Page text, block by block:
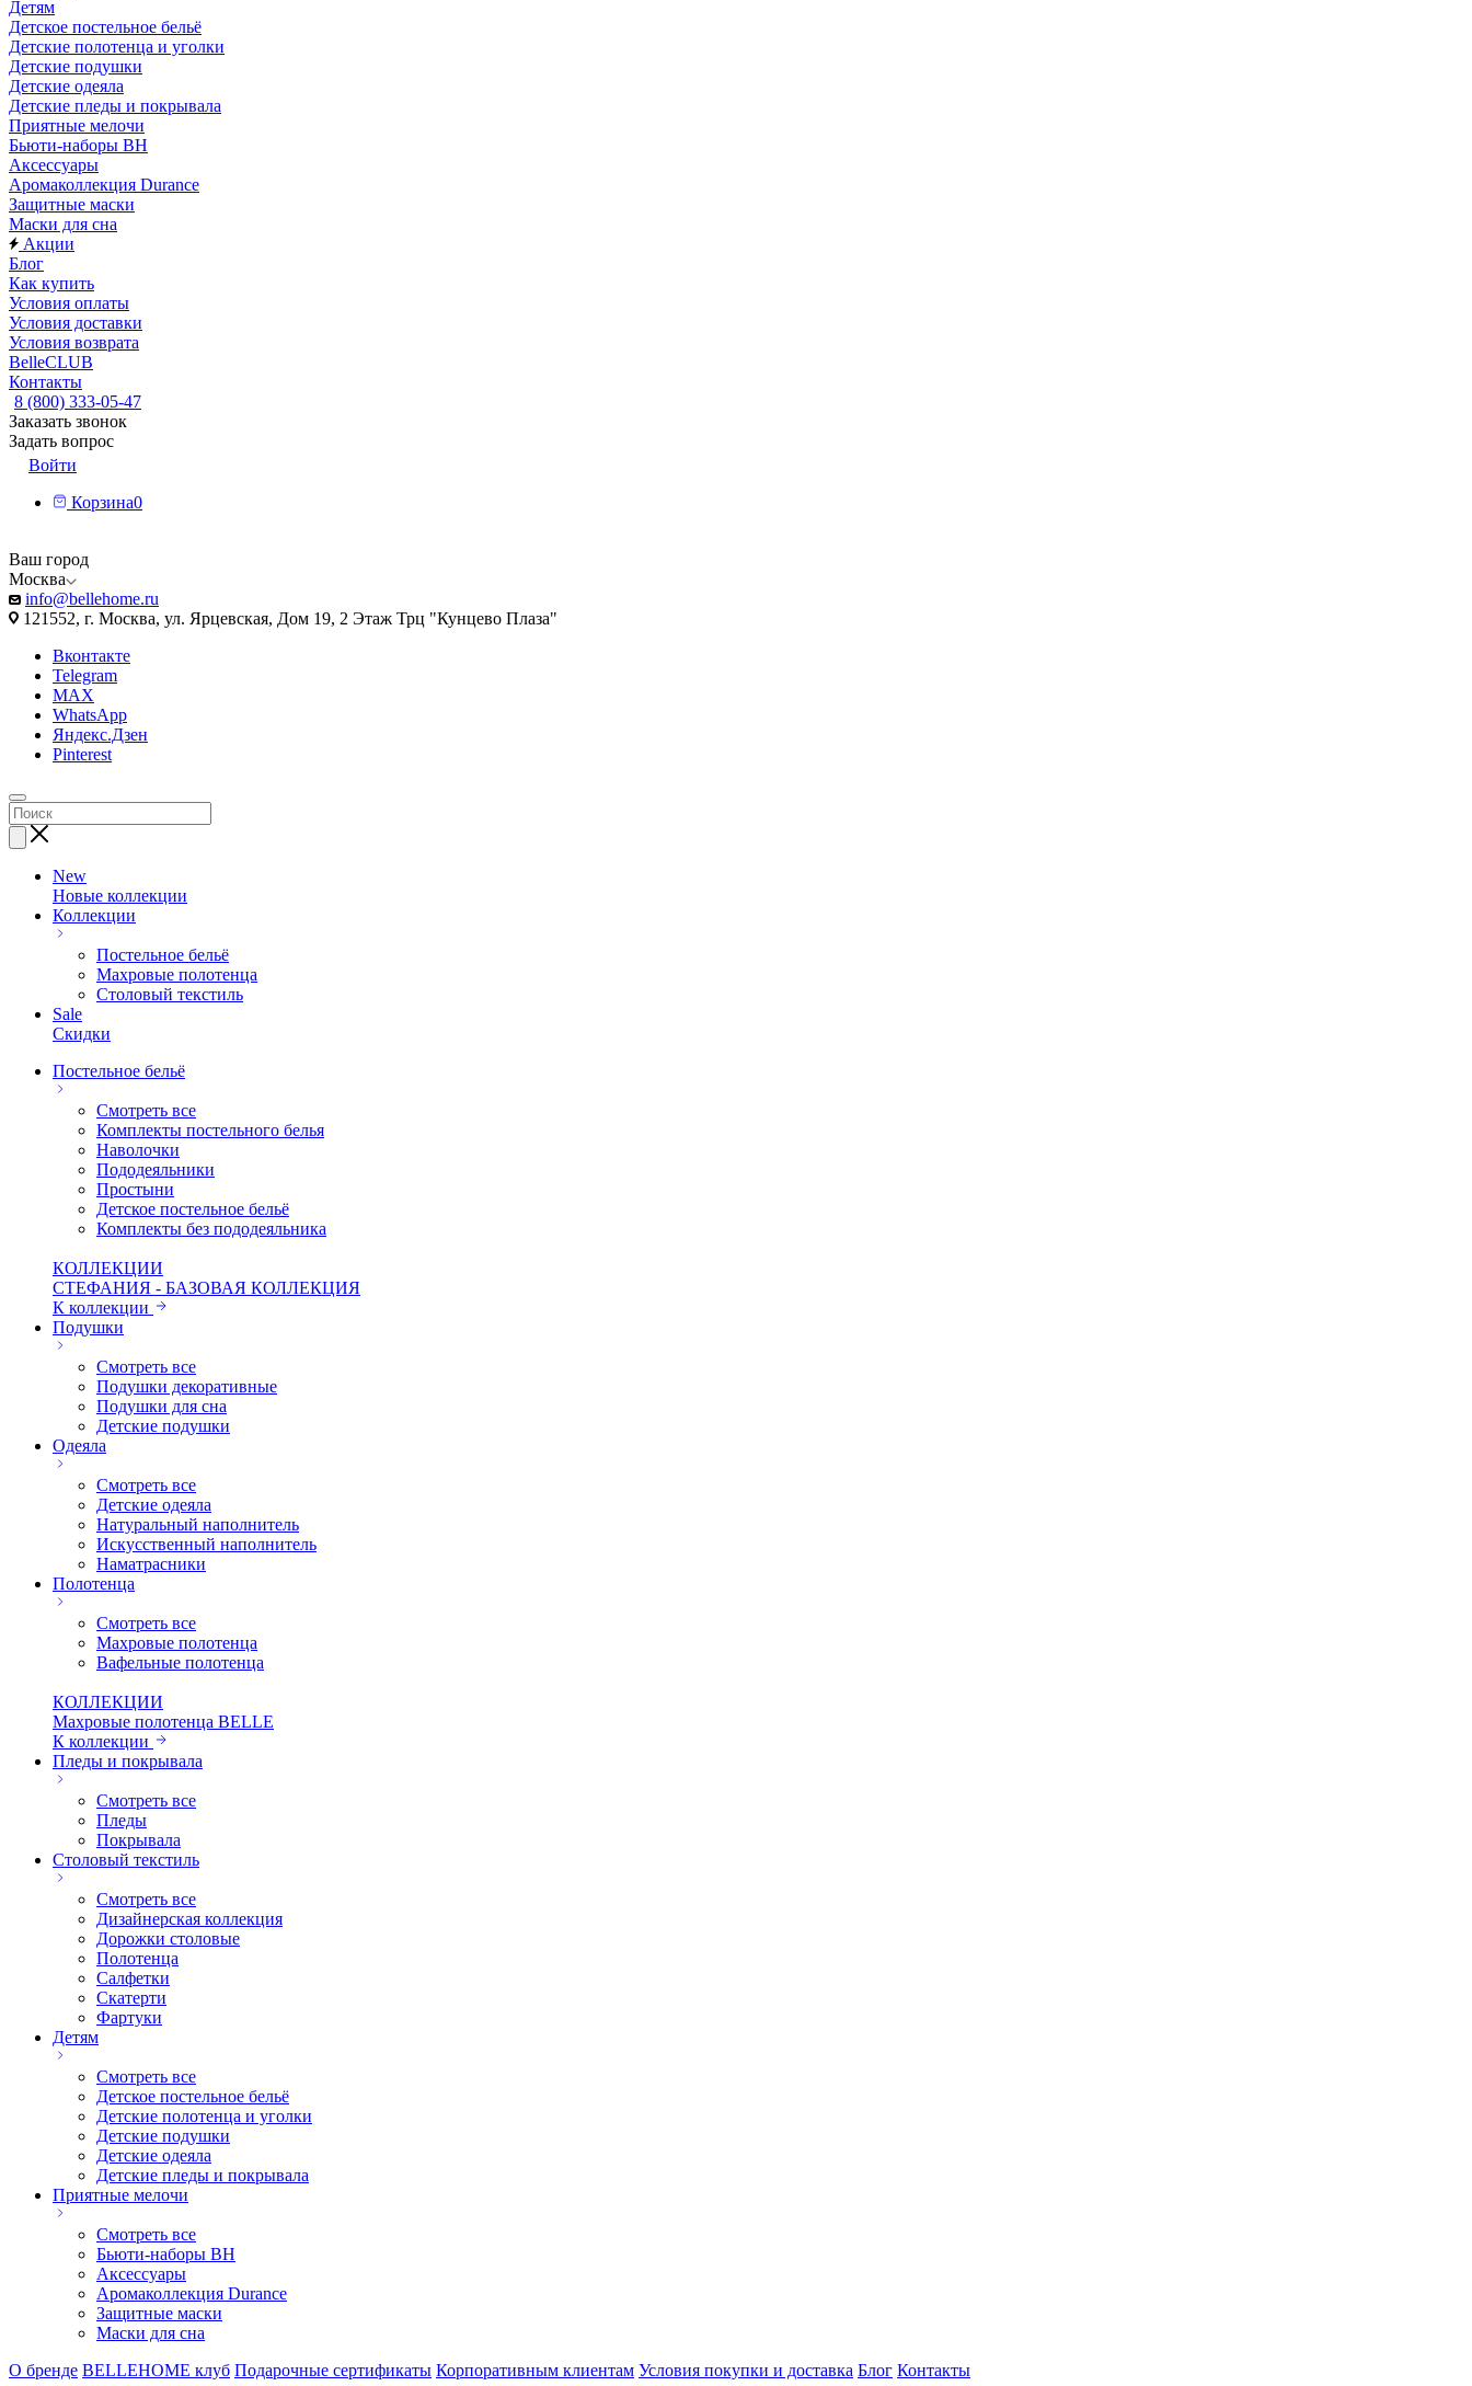
Детям
Детское постельное бельё
Детские полотенца и уголки
Детские подушки
Детские одеяла
Детские пледы и покрывала
Приятные мелочи
Бьюти-наборы ВН
Аксессуары
Аромаколлекция Durance
Защитные маски
Маски для сна
Акции
Блог
Как купить
Условия оплаты
Условия доставки
Условия возврата
BelleCLUB
Контакты
8 (800) 333-05-47
Заказать звонок
Задать вопрос
Войти
Корзина0
Ваш город
Москва
info@bellehome.ru
121552, г. Москва, ул. Ярцевская, Дом 19, 2 Этаж Трц "Кунцево Плаза"
Вконтакте
Telegram
MAX
WhatsApp
Яндекс.Дзен
Pinterest
New
Новые коллекции
Коллекции
Постельное бельё
Махровые полотенца
Столовый текстиль
Sale
Скидки
Постельное бельё
Смотреть все
Комплекты постельного белья
Наволочки
Пододеяльники
Простыни
Детское постельное бельё
Комплекты без пододеяльника
КОЛЛЕКЦИИ
СТЕФАНИЯ - БАЗОВАЯ КОЛЛЕКЦИЯ
К коллекции
Подушки
Смотреть все
Подушки декоративные
Подушки для сна
Детские подушки
Одеяла
Смотреть все
Детские одеяла
Натуральный наполнитель
Искуcственный наполнитель
Наматрасники
Полотенца
Смотреть все
Махровые полотенца
Вафельные полотенца
КОЛЛЕКЦИИ
Махровые полотенца BELLE
К коллекции
Пледы и покрывала
Смотреть все
Пледы
Покрывала
Столовый текстиль
Смотреть все
Дизайнерская коллекция
Дорожки столовые
Полотенца
Салфетки
Скатерти
Фартуки
Детям
Смотреть все
Детское постельное бельё
Детские полотенца и уголки
Детские подушки
Детские одеяла
Детские пледы и покрывала
Приятные мелочи
Смотреть все
Бьюти-наборы ВН
Аксессуары
Аромаколлекция Durance
Защитные маски
Маски для сна
О бренде BELLEHOME клуб Подарочные сертификаты Корпоративным клиентам Условия покупки и доставка Блог Контакты